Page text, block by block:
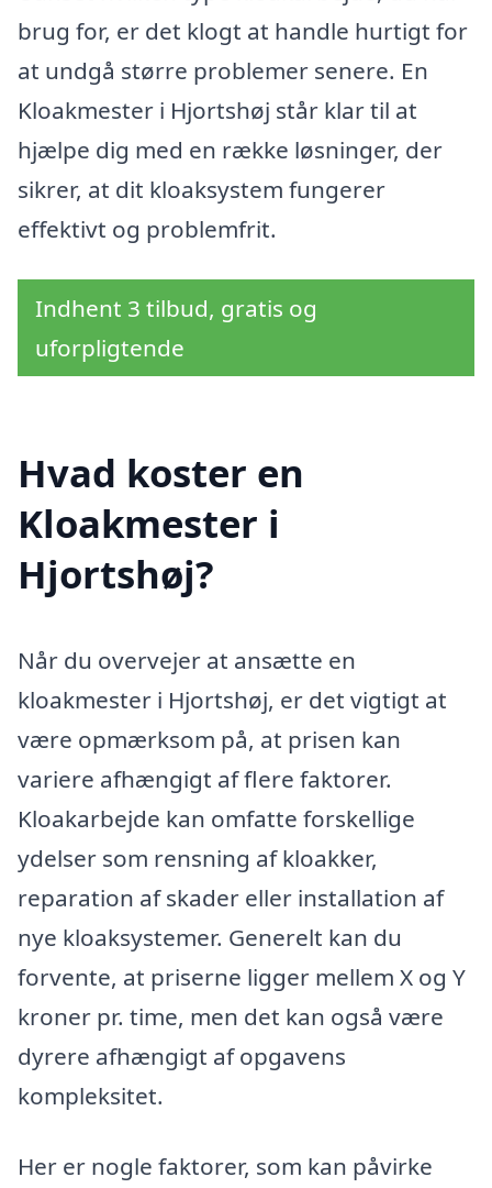
brug for, er det klogt at handle hurtigt for
at undgå større problemer senere. En
Kloakmester i Hjortshøj står klar til at
hjælpe dig med en række løsninger, der
sikrer, at dit kloaksystem fungerer
effektivt og problemfrit.
Indhent 3 tilbud, gratis og
uforpligtende
Hvad koster en
Kloakmester i
Hjortshøj?
Når du overvejer at ansætte en
kloakmester i Hjortshøj, er det vigtigt at
være opmærksom på, at prisen kan
variere afhængigt af flere faktorer.
Kloakarbejde kan omfatte forskellige
ydelser som rensning af kloakker,
reparation af skader eller installation af
nye kloaksystemer. Generelt kan du
forvente, at priserne ligger mellem X og Y
kroner pr. time, men det kan også være
dyrere afhængigt af opgavens
kompleksitet.
Her er nogle faktorer, som kan påvirke